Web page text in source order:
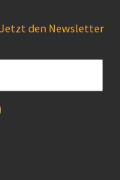
den Newsletter